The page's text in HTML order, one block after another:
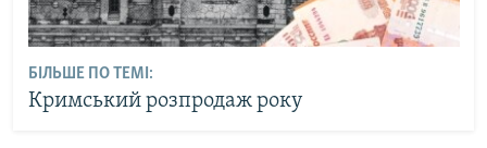
БІЛЬШЕ ПО ТЕМІ:
Кримський розпродаж року